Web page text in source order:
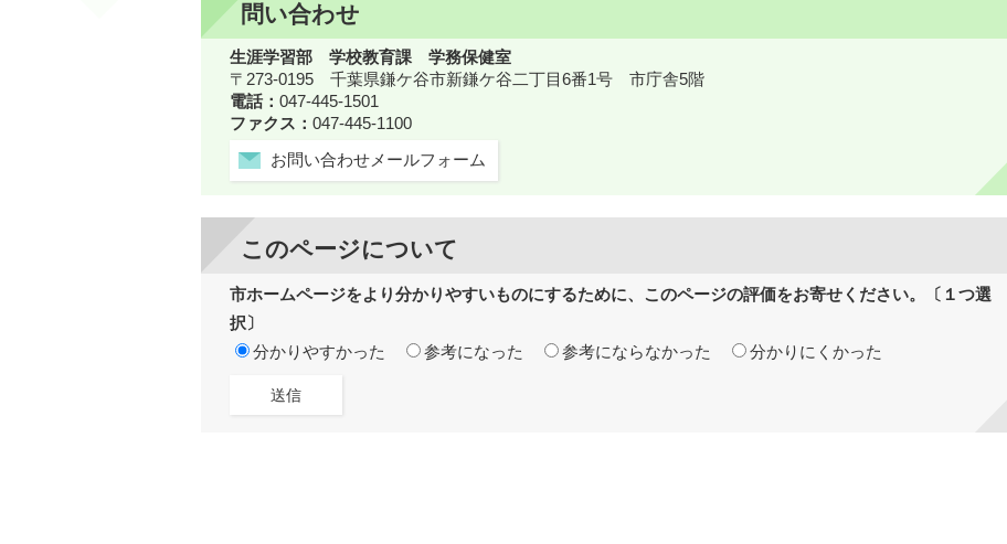
問い合わせ
生涯学習部 学校教育課 学務保健室
〒273-0195 千葉県鎌ケ谷市新鎌ケ谷二丁目6番1号 市庁舎5階
電話： 047-445-1501
ファクス： 047-445-1100
お問い合わせメールフォーム
このページについて
市ホームページをより分かりやすいものにするために、このページの評価をお寄せください。〔１つ選
択〕
分かりやすかった
参考になった 参考にならなかった 分かりにくかった